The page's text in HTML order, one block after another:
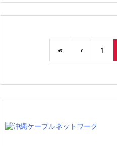
« ‹ 1